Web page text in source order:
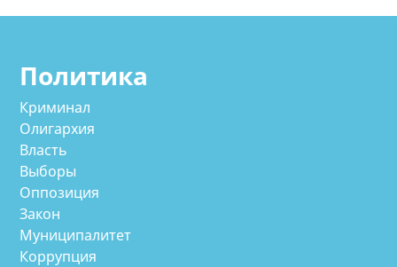
Политика
Криминал
Олигархия
Власть
Выборы
Оппозиция
Закон
Муниципалитет
Коррупция